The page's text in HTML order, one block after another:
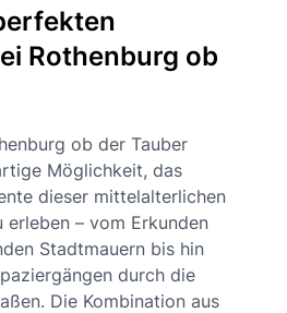
Rothenburg ob
ob der Tauber
Möglichkeit, das
dieser mittelalterlichen
– vom Erkunden
Stadtmauern bis hin
durch die
Die Kombination aus